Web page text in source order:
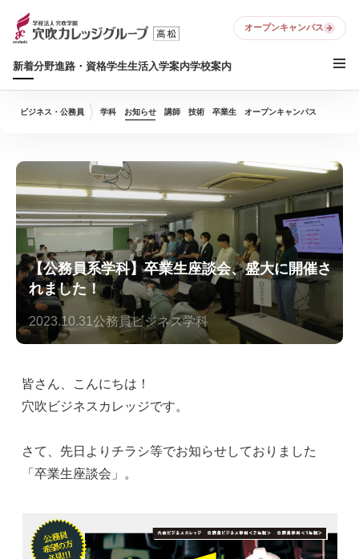
新着分野進路・資格学生生活入学案内学校案内
オープンキャンパス
ビジネス・公務員 学科 お知らせ 講師 技術 卒業生 オープンキャンパス
【公務員系学科】卒業生座談会、盛大に開催さ
れました！
2023.10.31公務員ビジネス学科
皆さん、こんにちは！
穴吹ビジネスカレッジです。
さて、先日よりチラシ等でお知らせしておりました
「卒業生座談会」。